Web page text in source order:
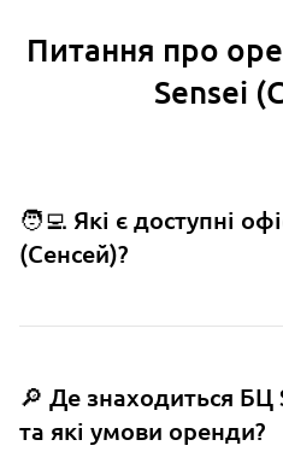
Питання про
Sensei
🧑‍💻 Які є доступні
(Сенсей)?
🔎 Де знаходиться БЦ
та які умови оренди?